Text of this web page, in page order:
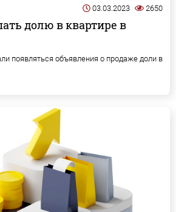
03.03.2023 2650
долю в квартире в
появляться объявления о продаже доли в